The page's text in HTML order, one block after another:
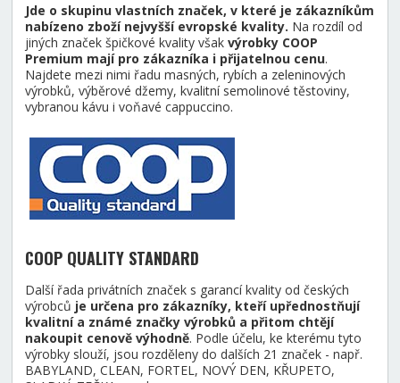
Jde o skupinu vlastních značek, v které je zákazníkům
nabízeno zboží nejvyšší evropské kvality. Na rozdíl od
jiných značek špičkové kvality však výrobky COOP
Premium mají pro zákazníka i přijatelnou cenu.
Najdete mezi nimi řadu masných, rybích a zeleninových
výrobků, výběrové džemy, kvalitní semolinové těstoviny,
vybranou kávu i voňavé cappuccino.
COOP QUALITY STANDARD
Další řada privátních značek s garancí kvality od českých
výrobců je určena pro zákazníky, kteří upřednostňují
kvalitní a známé značky výrobků a přitom chtějí
nakoupit cenově výhodně. Podle účelu, ke kterému tyto
výrobky slouží, jsou rozděleny do dalších 21 značek - např.
BABYLAND, CLEAN, FORTEL, NOVÝ DEN, KŘUPETO,